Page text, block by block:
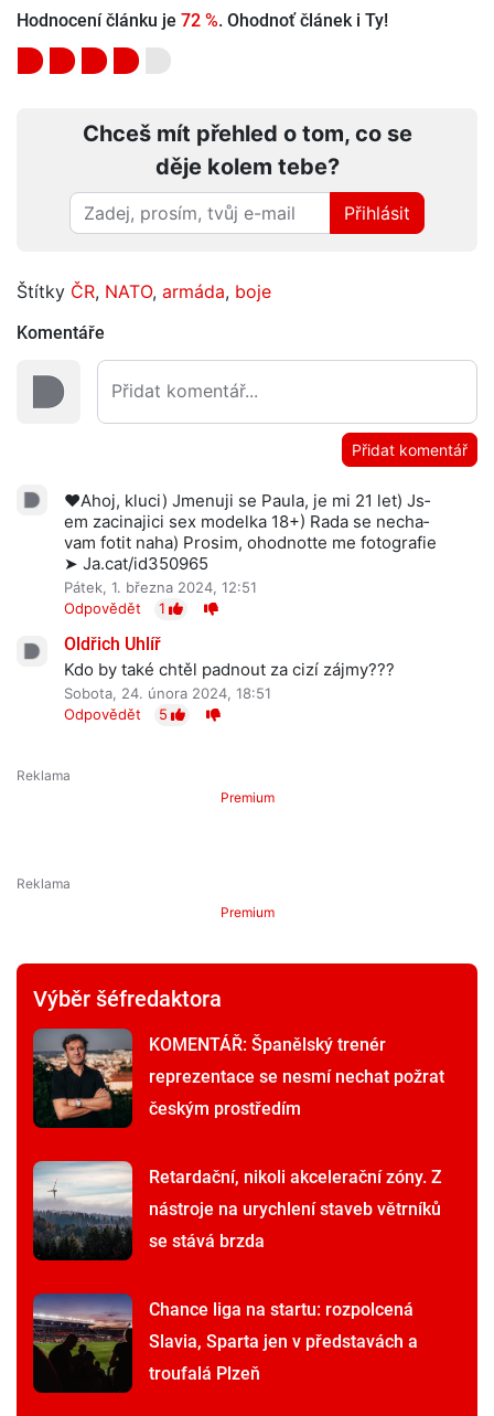
Hodnocení článku je 72 %. Ohodnoť článek i Ty!
Chceš mít přehled o tom, co se
děje kolem tebe?
Přihlásit
Štítky ČR, NATO, armáda, boje
Komentáře
Přidat komentář
❤️Ah­­­oj, kl­­­uci) Jmen­­­uji s­­­e Pa­­­ula, j­­­e mi 2­­­1 l­­­et) Js­­­
em zaci­­­najici s­­­e­­­x mod­­­el­­­ka 1­­­8­­­+) Ra­­­da s­­­e ne­­­cha­­­
vam fo­­­tit n­a­­ha) Pros­­­im, ohod­­­notte m­­­e fotog­­­rafie
➤ Ja.cat/id350965
Pátek, 1. března 2024, 12:51
Odpovědět
1
Oldřich Uhlíř
Kdo by také chtěl padnout za cizí zájmy???
Sobota, 24. února 2024, 18:51
Odpovědět
5
Premium
Premium
Výběr šéfredaktora
KOMENTÁŘ: Španělský trenér
reprezentace se nesmí nechat požrat
českým prostředím
Retardační, nikoli akcelerační zóny. Z
nástroje na urychlení staveb větrníků
se stává brzda
Chance liga na startu: rozpolcená
Slavia, Sparta jen v představách a
troufalá Plzeň